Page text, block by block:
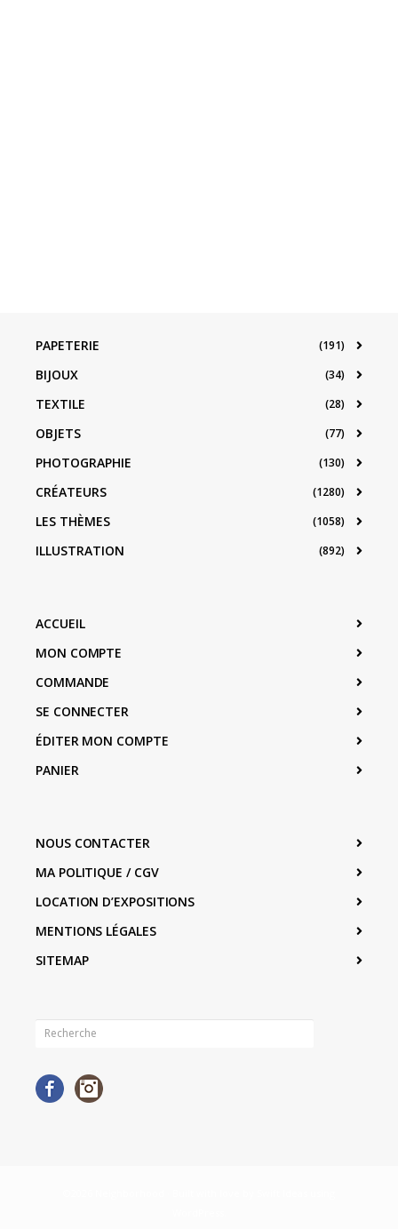
PAPETERIE (191)
BIJOUX (34)
TEXTILE (28)
OBJETS (77)
PHOTOGRAPHIE (130)
CRÉATEURS (1280)
LES THÈMES (1058)
ILLUSTRATION (892)
ACCUEIL
MON COMPTE
COMMANDE
SE CONNECTER
ÉDITER MON COMPTE
PANIER
NOUS CONTACTER
MA POLITIQUE / CGV
LOCATION D’EXPOSITIONS
MENTIONS LÉGALES
SITEMAP
Facebook